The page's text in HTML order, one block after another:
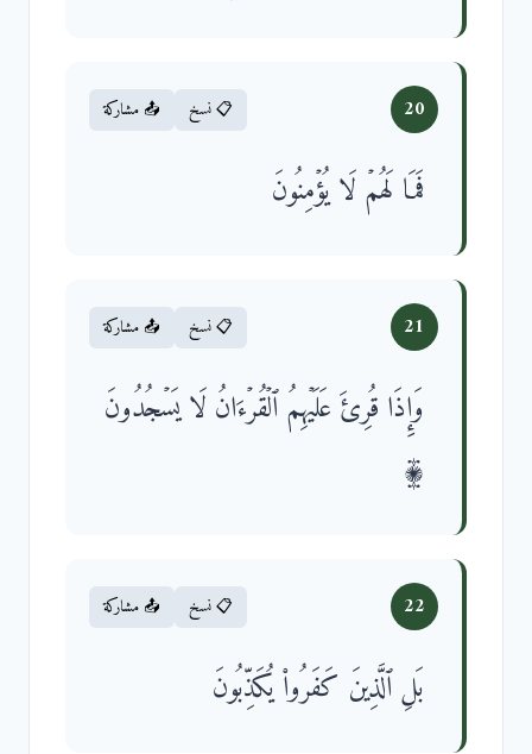
20 📋 نسخ 📤 مشاركة
فَمَا لَهُمۡ لَا یُؤۡمِنُونَ
21 📋 نسخ 📤 مشاركة
وَإِذَا قُرِئَ عَلَیۡهِمُ ٱلۡقُرۡءَانُ لَا یَسۡجُدُونَ
۩
22 📋 نسخ 📤 مشاركة
بَلِ ٱلَّذِینَ كَفَرُوا۟ یُكَذِّبُونَ